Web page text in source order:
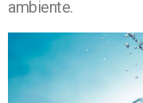
ambiente.